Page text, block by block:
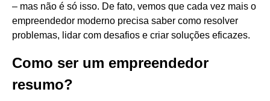
– mas não é só isso. De fato, vemos que cada vez mais o
empreendedor moderno precisa saber como resolver
problemas, lidar com desafios e criar soluções eficazes.
Como ser um empreendedor
resumo?